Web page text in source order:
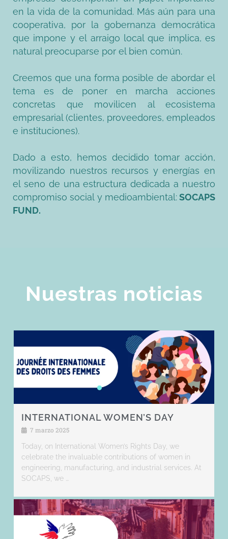
en la vida de la comunidad. Más aún para una
cooperativa, por la gobernanza democrática
que impone y el arraigo local que implica, es
natural preocuparse por el bien común.
Creemos que una forma posible de abordar el
tema es de poner en marcha acciones
concretas que movilicen al ecosistema
empresarial (clientes, proveedores, empleados
e instituciones).
Dado a esto, hemos decidido tomar acción,
movilizando nuestros recursos y energías en
el seno de una estructura dedicada a nuestro
compromiso social y medioambiental:SOCAPS
FUND.
Nuestras noticias
INTERNATIONAL WOMEN’S DAY
7 marzo 2025
Today, on International Women’s Rights Day, we
celebrate the invaluable contributions of women in
engineering, manufacturing, and industrial services. At
SOCAPS, we …